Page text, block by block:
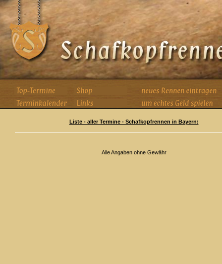
Liste - aller Termine - Schafkopfrennen in Bayern:
Alle Angaben ohne Gewähr